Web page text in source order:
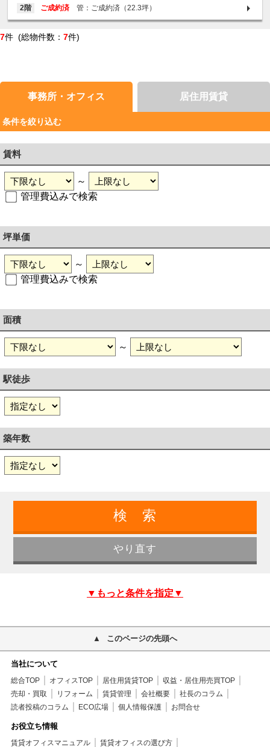
2階 ご成約済 管：ご成約済（22.3坪）
7件 (総物件数： 7件)
事務所・オフィス 居住用賃貸
条件を絞り込む
賃料
～
管理費込みで検索
坪単価
～
管理費込みで検索
面積
～
駅徒歩
築年数
▼もっと条件を指定▼
このページの先頭へ
当社について
総合TOP オフィスTOP 居住用賃貸TOP
収益・居住用売買TOP
売却・買取
リフォーム 賃貸管理 会社概要
社長のコラム
読者投稿のコラム
ECO広場 個人情報保護 お問合せ
お役立ち情報
賃貸オフィスマニュアル
賃貸オフィスの選び方